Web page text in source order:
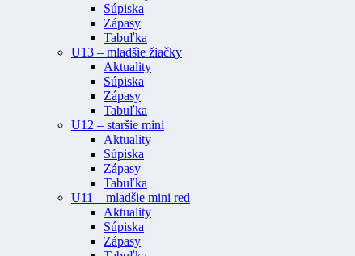
Súpiska
Zápasy
Tabuľka
U13 – mladšie žiačky
Aktuality
Súpiska
Zápasy
Tabuľka
U12 – staršie mini
Aktuality
Súpiska
Zápasy
Tabuľka
U11 – mladšie mini red
Aktuality
Súpiska
Zápasy